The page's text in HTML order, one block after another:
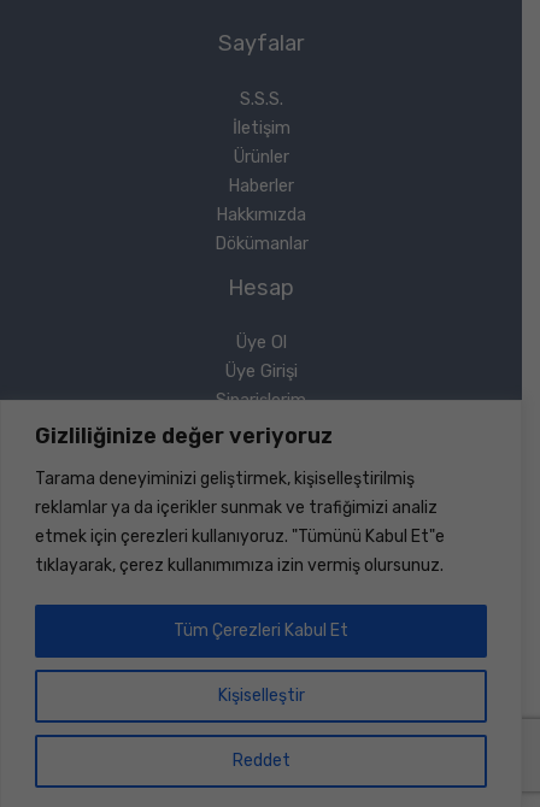
Gizliliğinize değer veriyoruz
Tarama deneyiminizi geliştirmek, kişiselleştirilmiş
reklamlar ya da içerikler sunmak ve trafiğimizi analiz
etmek için çerezleri kullanıyoruz. "Tümünü Kabul Et"e
tıklayarak, çerez kullanımımıza izin vermiş olursunuz.
Kişiselleştir
Reddet
Tüm Çerezleri Kabul Et
Sayfalar
S.S.S.
İletişim
Ürünler
Haberler
Hakkımızda
Dökümanlar
Hesap
Üye Ol
Üye Girişi
Siparişlerim
Sipariş Takip
Yasal
Gizlilik Politikası
Copyright © 2026 Sinerji Rulman | Her Hakkı Saklıdır |
Dizayn ve KodlamaBilişim Marketi